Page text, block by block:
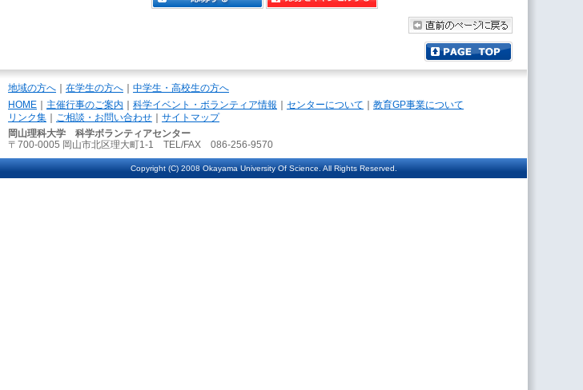
地域の方へ 在学生の方へ
中学生・高校生の方へ
HOME
主催行事のご案内 科学イベント・ボランティア情報 センターについて
教育GP事業について
リンク集
ご相談・お問い合わせ
サイトマップ
岡山理科大学 科学ボランティアセンター
〒700-0005 岡山市北区理大町1-1 TEL/FAX 086-256-9570
Copyright (C) 2008 Okayama University Of Science. All Rights Reserved.